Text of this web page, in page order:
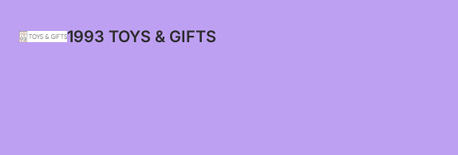
1993 TOYS & GIFTS